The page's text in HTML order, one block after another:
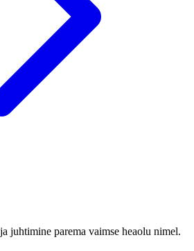
juhtimine parema vaimse heaolu nimel.